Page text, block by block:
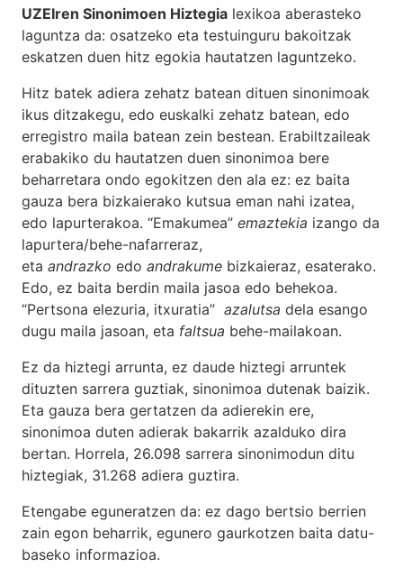
UZEIren Sinonimoen Hiztegia lexikoa aberasteko
laguntza da: osatzeko eta testuinguru bakoitzak
eskatzen duen hitz egokia hautatzen laguntzeko.
Hitz batek adiera zehatz batean dituen sinonimoak
ikus ditzakegu, edo euskalki zehatz batean, edo
erregistro maila batean zein bestean. Erabiltzaileak
erabakiko du hautatzen duen sinonimoa bere
beharretara ondo egokitzen den ala ez: ez baita
gauza bera bizkaierako kutsua eman nahi izatea,
edo lapurterakoa. “Emakumea” emaztekia izango da
lapurtera/behe-nafarreraz,
eta andrazko edo andrakume bizkaieraz, esaterako.
Edo, ez baita berdin maila jasoa edo behekoa.
“Pertsona elezuria, itxuratia” azalutsa dela esango
dugu maila jasoan, eta faltsua behe-mailakoan.
Ez da hiztegi arrunta, ez daude hiztegi arruntek
dituzten sarrera guztiak, sinonimoa dutenak baizik.
Eta gauza bera gertatzen da adierekin ere,
sinonimoa duten adierak bakarrik azalduko dira
bertan. Horrela, 26.098 sarrera sinonimodun ditu
hiztegiak, 31.268 adiera guztira.
Etengabe eguneratzen da: ez dago bertsio berrien
zain egon beharrik, egunero gaurkotzen baita datu-
baseko informazioa.